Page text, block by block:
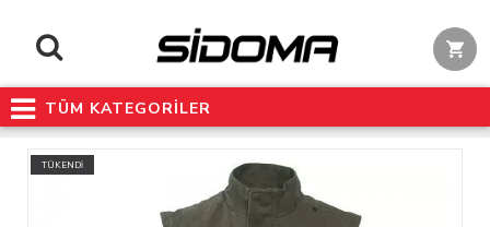
TÜM KATEGORİLER
TÜKENDİ